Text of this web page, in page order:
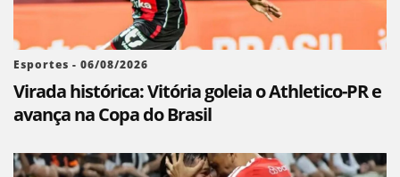
Esportes - 06/08/2026
Virada histórica: Vitória goleia o Athletico-PR e
avança na Copa do Brasil